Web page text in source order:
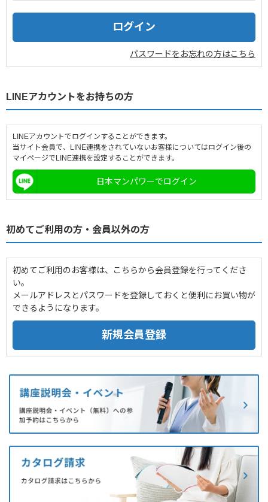
採用情報
パスワードをお忘れの方はこちら
LINEアカウントをお持ちの方
LINEアカウントでログインすることができます。
当サイト会員で、LINE連携をされていないお客様についてはログイン後の
マイページでLINE連携を設定することができます。
日本マンパワーでログイン
初めてご利用の方・会員以外の方
初めてご利用のお客様は、こちらから会員登録を行ってくださ
い。
メールアドレスとパスワードを登録しておくと便利にお買い物が
できるようになります。